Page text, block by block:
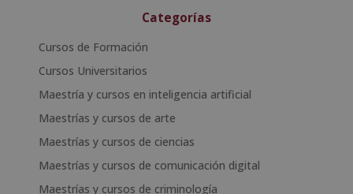
Categorías
Cursos de Formación
Cursos Universitarios
Maestría y cursos en inteligencia artificial
Maestrías y cursos de arte
Maestrías y cursos de ciencias
Maestrías y cursos de comunicación digital
Maestrías y cursos de criminología